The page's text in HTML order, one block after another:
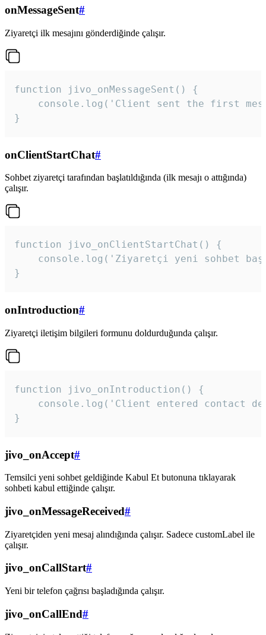
onMessageSent#
Ziyaretçi ilk mesajını gönderdiğinde çalışır.
function jivo_onMessageSent() {
console.log('Client sent the first
}
onClientStartChat#
Sohbet ziyaretçi tarafından başlatıldığında (ilk mesajı o attığında)
çalışır.
function jivo_onClientStartChat() {
console.log('Ziyaretçi yeni sohbet
}
onIntroduction#
Ziyaretçi iletişim bilgileri formunu doldurduğunda çalışır.
function jivo_onIntroduction() {
console.log('Client entered contact
}
jivo_onAccept#
Temsilci yeni sohbet geldiğinde Kabul Et butonuna tıklayarak
sohbeti kabul ettiğinde çalışır.
jivo_onMessageReceived#
Ziyaretçiden yeni mesaj alındığında çalışır. Sadece customLabel ile
çalışır.
jivo_onCallStart#
Yeni bir telefon çağrısı başladığında çalışır.
jivo_onCallEnd#